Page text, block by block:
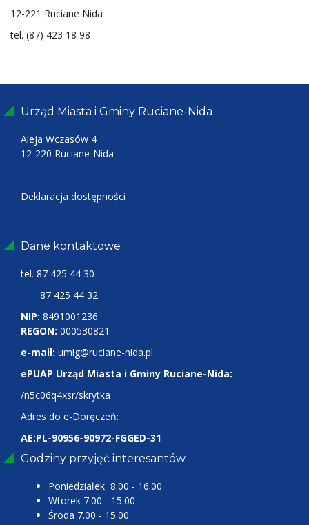
12-221 Ruciane Nida
tel. (87) 423 18 98
Urząd Miasta i Gminy Ruciane-Nida
Aleja Wczasów 4
12-220 Ruciane-Nida
Deklaracja dostępności
Dane kontaktowe
tel. 87 425 44 30
87 425 44 32
NIP: 8491001236
REGON: 000530821
e-mail: umig@ruciane-nida.pl
ePUAP Urząd Miasta i Gminy Ruciane-Nida:
/n5c06q4xsr/skrytka
Adres do e-Doręczeń:
AE:PL-90956-90972-FGGED-31
Godziny przyjęć interesantów
Poniedziałek 8.00 - 16.00
Wtorek 7.00 - 15.00
Środa 7.00 - 15.00